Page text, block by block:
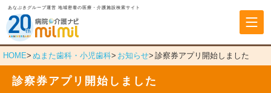
あなぶきグループ運営 地域密着の医療・介護施設検索サイト
HOME ぬまた歯科・小児歯科 お知らせ 診察券アプリ開始しました
診察券アプリ開始しました